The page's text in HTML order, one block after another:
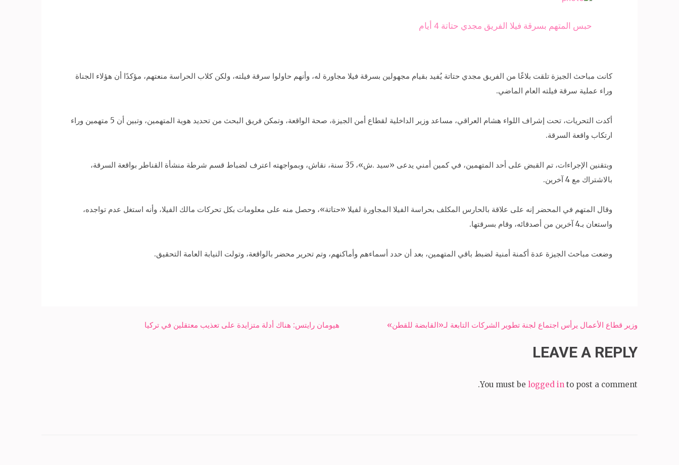
حبس المتهم بسرقة فيلا الفريق مجدي حتاتة 4 أيام
كانت مباحث الجيزة تلقت بلاغًا من الفريق مجدي حتاتة يُفيد بقيام مجهولين بسرقة فيلا مجاورة له، وأنهم حاولوا سرقة فيلته، ولكن كلاب الحراسة منعتهم، مؤكدًا أن هؤلاء الجناة
وراء عملية سرقة فيلته العام الماضي.
أكدت التحريات، تحت إشراف اللواء هشام العراقي، مساعد وزير الداخلية لقطاع أمن الجيزة، صحة الواقعة، وتمكن فريق البحث من تحديد هوية المتهمين، وتبين أن 5 متهمين وراء
ارتكاب واقعة السرقة.
وبتقنين الإجراءات، تم القبض على أحد المتهمين، في كمين أمني يدعى «سيد .ش»، 35 سنة، نقاش، وبمواجهته اعترف لضباط قسم شرطة منشأة القناطر بواقعة السرقة،
بالاشتراك مع 4 آخرين.
وقال المتهم في المحضر إنه على علاقة بالحارس المكلف بحراسة الفيلا المجاورة لفيلا «حتاتة»، وحصل منه على معلومات بكل تحركات مالك الفيلا، وأنه استغل عدم تواجده،
واستعان بـ4 آخرين من أصدقائه، وقام بسرقتها.
وضعت مباحث الجيزة عدة أكمنة أمنية لضبط باقي المتهمين، بعد أن حدد أسماءهم وأماكنهم، وتم تحرير محضر بالواقعة، وتولت النيابة العامة التحقيق.
Post
هيومان رايتس: هناك أدلة متزايدة على تعذيب معتقلين في تركيا وزير قطاع الأعمال يرأس اجتماع لجنة تطوير الشركات التابعة لـ«القابضة للقطن»
LEAVE A REPLY
You must be logged in to post a comment.